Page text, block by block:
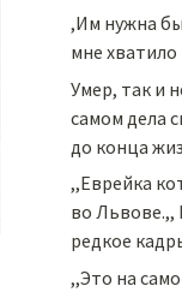
,Им нужна
мне
Умер, так и
самом дела
до конца
,,Еврейка
во Львове.,,
редкое
,,Это на